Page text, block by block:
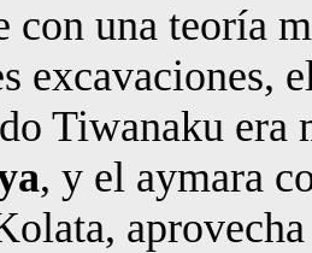
con una teoría
excavaciones,
Tiwanaku
, y el aymara